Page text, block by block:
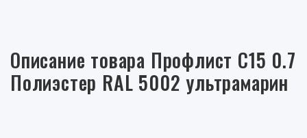
Описание товара Профлист С15 0.7
Полиэстер RAL 5002 ультрамарин